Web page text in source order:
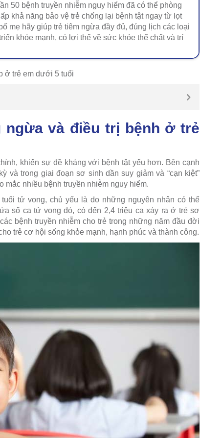
50 bệnh truyền nhiễm nguy hiểm đã có thể phòng
khả năng bảo vệ trẻ chống lại bệnh tật ngay từ lọt
mẹ hãy giúp trẻ tiêm ngừa đầy đủ, đúng lịch các loại
khỏe mạnh, có lợi thế về sức khỏe thể chất và trí
ngừa và điều trị bệnh ở trẻ
khiến sự đề kháng với bệnh tật yếu hơn. Bên cạnh
và trong giai đoạn sơ sinh dần suy giảm và “cạn kiệt”
mắc nhiều bệnh truyền nhiễm nguy hiểm.
tử vong, chủ yếu là do những nguyên nhân có thể
số ca tử vong đó, có đến 2,4 triệu ca xảy ra ở trẻ sơ
bệnh truyền nhiễm cho trẻ trong những năm đầu đời
trẻ cơ hội sống khỏe mạnh, hạnh phúc và thành công.